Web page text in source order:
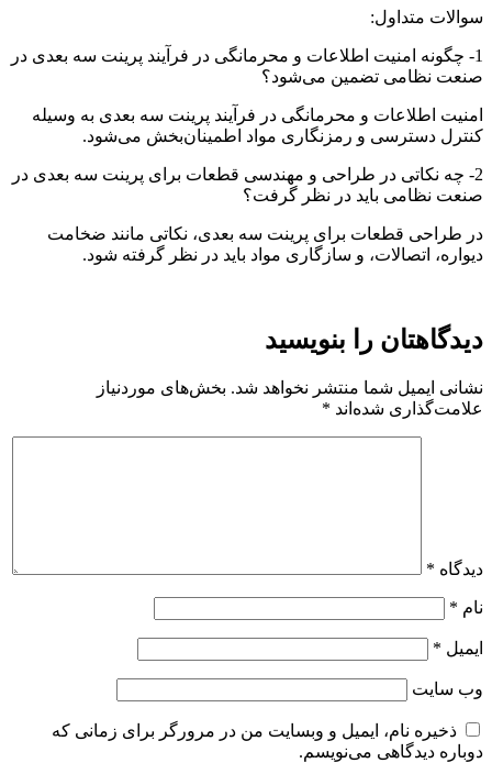
سوالات متداول:
1- چگونه امنیت اطلاعات و محرمانگی در فرآیند پرینت سه بعدی در
صنعت نظامی تضمین می‌شود؟
امنیت اطلاعات و محرمانگی در فرآیند پرینت سه بعدی به وسیله
کنترل دسترسی و رمزنگاری مواد اطمینان‌بخش می‌شود.
2- چه نکاتی در طراحی و مهندسی قطعات برای پرینت سه بعدی در
صنعت نظامی باید در نظر گرفت؟
در طراحی قطعات برای پرینت سه بعدی، نکاتی مانند ضخامت
دیواره، اتصالات، و سازگاری مواد باید در نظر گرفته شود.
دیدگاهتان را بنویسید
نشانی ایمیل شما منتشر نخواهد شد. بخش‌های موردنیاز
علامت‌گذاری شده‌اند *
دیدگاه *
نام *
ایمیل *
وب‌ سایت
ذخیره نام، ایمیل و وبسایت من در مرورگر برای زمانی که
دوباره دیدگاهی می‌نویسم.